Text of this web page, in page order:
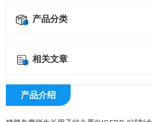
产品分类
相关文章
产品介绍